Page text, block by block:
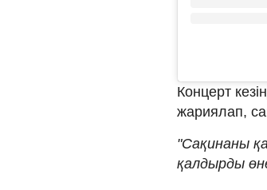
Концерт
жариялап,
"Сақинаны
қалдырды